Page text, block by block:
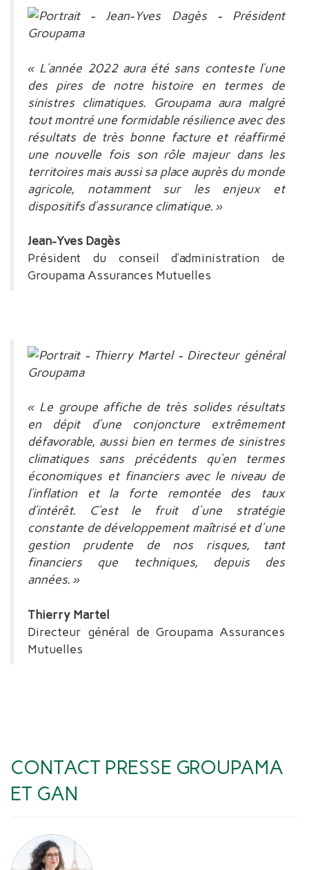
« L’année 2022 aura été sans conteste l’une
des pires de notre histoire en termes de
sinistres climatiques. Groupama aura malgré
tout montré une formidable résilience avec des
résultats de très bonne facture et réaffirmé
une nouvelle fois son rôle majeur dans les
territoires mais aussi sa place auprès du monde
agricole, notamment sur les enjeux et
dispositifs d’assurance climatique. »
Jean-Yves Dagès
Président du conseil d’administration de
Groupama Assurances Mutuelles
« Le groupe affiche de très solides résultats
en dépit d’une conjoncture extrêmement
défavorable, aussi bien en termes de sinistres
climatiques sans précédents qu’en termes
économiques et financiers avec le niveau de
l’inflation et la forte remontée des taux
d’intérêt. C’est le fruit d'une stratégie
constante de développement maîtrisé et d'une
gestion prudente de nos risques, tant
financiers que techniques, depuis des
années. »
Thierry Martel
Directeur général de Groupama Assurances
Mutuelles
CONTACT PRESSE GROUPAMA
ET GAN